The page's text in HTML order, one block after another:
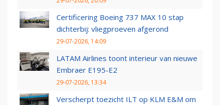
Certificering Boeing 737 MAX 10 stap
dichterbij: vliegproeven afgerond
29-07-2026, 14:09
LATAM Airlines toont interieur van nieuwe
Embraer E195-E2
29-07-2026, 13:34
Verscherpt toezicht ILT op KLM E&M om